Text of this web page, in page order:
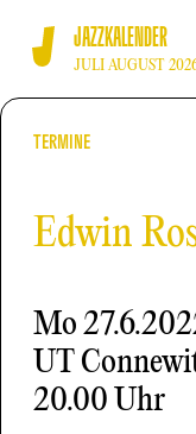
JAZZKALENDER
JULI AUGUST
TERMINE
Edwin
Mo
UT
20.00 Uhr